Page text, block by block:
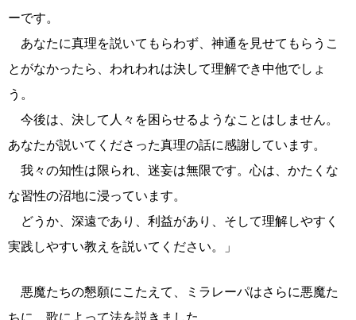
ーです。
あなたに真理を説いてもらわず、神通を見せてもらうこ
とがなかったら、われわれは決して理解でき中他でしょ
う。
今後は、決して人々を困らせるようなことはしません。
あなたが説いてくださった真理の話に感謝しています。
我々の知性は限られ、迷妄は無限です。心は、かたくな
な習性の沼地に浸っています。
どうか、深遠であり、利益があり、そして理解しやすく
実践しやすい教えを説いてください。」
悪魔たちの懇願にこたえて、ミラレーパはさらに悪魔た
ちに、歌によって法を説きました。